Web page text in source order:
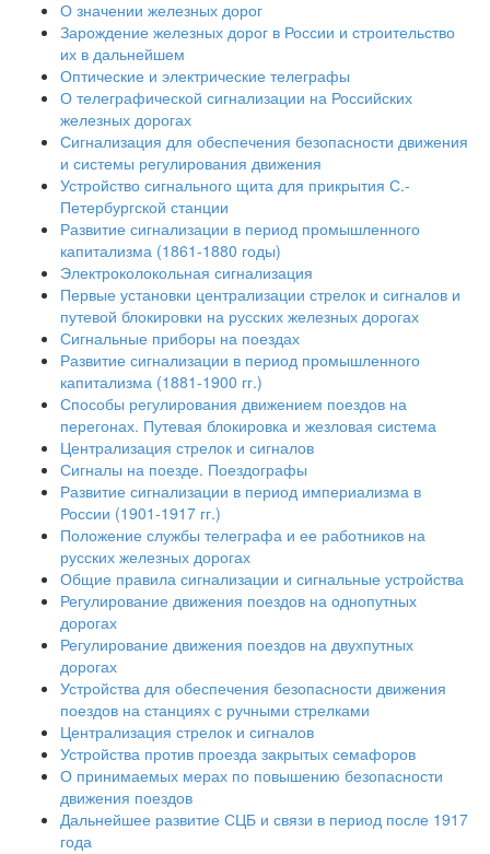
О значении железных дорог
Зарождение железных дорог в России и строительство
их в дальнейшем
Оптические и электрические телеграфы
О телеграфической сигнализации на Российских
железных дорогах
Сигнализация для обеспечения безопасности движения
и системы регулирования движения
Устройство сигнального щита для прикрытия С.-
Петербургской станции
Развитие сигнализации в период промышленного
капитализма (1861-1880 годы)
Электроколокольная сигнализация
Первые установки централизации стрелок и сигналов и
путевой блокировки на русских железных дорогах
Сигнальные приборы на поездах
Развитие сигнализации в период промышленного
капитализма (1881-1900 гг.)
Способы регулирования движением поездов на
перегонах. Путевая блокировка и жезловая система
Централизация стрелок и сигналов
Сигналы на поезде. Поездографы
Развитие сигнализации в период империализма в
России (1901-1917 гг.)
Положение службы телеграфа и ее работников на
русских железных дорогах
Общие правила сигнализации и сигнальные устройства
Регулирование движения поездов на однопутных
дорогах
Регулирование движения поездов на двухпутных
дорогах
Устройства для обеспечения безопасности движения
поездов на станциях с ручными стрелками
Централизация стрелок и сигналов
Устройства против проезда закрытых семафоров
О принимаемых мерах по повышению безопасности
движения поездов
Дальнейшее развитие СЦБ и связи в период после 1917
года